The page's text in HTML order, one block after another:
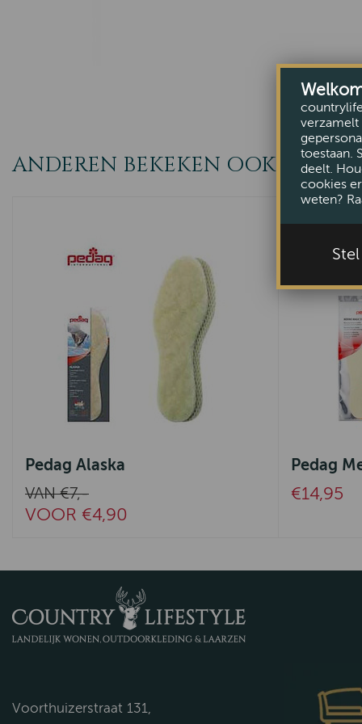
ANDEREN BEKEKEN OOK
Pedag Alaska
VAN €7,-
VOOR €4,90
Pedag
€14,95
Voorthuizerstraat 131,
verzamelt
toestaan.
deelt.
cookies
weten?